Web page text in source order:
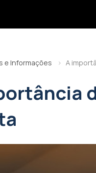
e Informações A